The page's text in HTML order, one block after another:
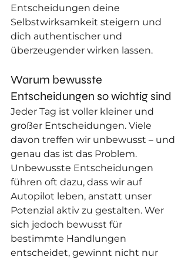
Entscheidungen deine
Selbstwirksamkeit steigern und
dich authentischer und
überzeugender wirken lassen.
Warum bewusste
Entscheidungen so wichtig sind
Jeder Tag ist voller kleiner und
großer Entscheidungen. Viele
davon treffen wir unbewusst – und
genau das ist das Problem.
Unbewusste Entscheidungen
führen oft dazu, dass wir auf
Autopilot leben, anstatt unser
Potenzial aktiv zu gestalten. Wer
sich jedoch bewusst für
bestimmte Handlungen
entscheidet, gewinnt nicht nur